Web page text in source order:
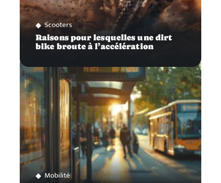
Scooters
Raisons pour lesquelles une dirt
bike broute à l’accélération
Mobilité